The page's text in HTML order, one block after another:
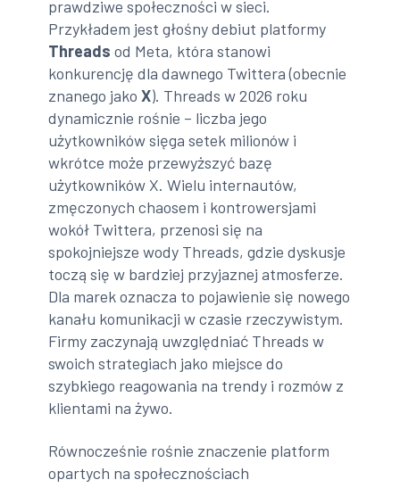
prawdziwe społeczności w sieci.
Przykładem jest głośny debiut platformy
Threads od Meta, która stanowi
konkurencję dla dawnego Twittera (obecnie
znanego jakoX). Threads w 2026 roku
dynamicznie rośnie – liczba jego
użytkowników sięga setek milionów i
wkrótce może przewyższyć bazę
użytkowników X. Wielu internautów,
zmęczonych chaosem i kontrowersjami
wokół Twittera, przenosi się na
spokojniejsze wody Threads, gdzie dyskusje
toczą się w bardziej przyjaznej atmosferze.
Dla marek oznacza to pojawienie się nowego
kanału komunikacji w czasie rzeczywistym.
Firmy zaczynają uwzględniać Threads w
swoich strategiach jako miejsce do
szybkiego reagowania na trendy i rozmów z
klientami na żywo.
Równocześnie rośnie znaczenie platform
opartych na społecznościach